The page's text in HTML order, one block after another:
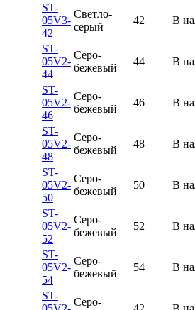
ST-
05V3-
42
Светло-
серый
42 В
ST-
05V2-
44
Серо-
бежевый
44 В
ST-
05V2-
46
Серо-
бежевый
46 В
ST-
05V2-
48
Серо-
бежевый
48 В
ST-
05V2-
50
Серо-
бежевый
50 В
ST-
05V2-
52
Серо-
бежевый
52 В
ST-
05V2-
54
Серо-
бежевый
54 В
ST-
Серо-